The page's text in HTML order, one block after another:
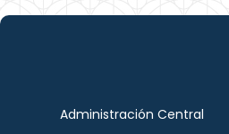
Administración Central